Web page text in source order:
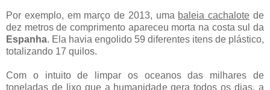
Por exemplo, em março de 2013, uma baleia cachalote de
dez metros de comprimento apareceu morta na costa sul da
Espanha. Ela havia engolido 59 diferentes itens de plástico,
totalizando 17 quilos.
Com o intuito de limpar os oceanos das milhares de
toneladas de lixo que a humanidade gera todos os dias, a